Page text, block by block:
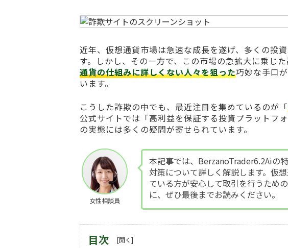
近年、仮想通貨市場は急速な成長を遂げ、多くの投
す。しかし、その一方で、この市場の急拡大に乗じ
通貨の仕組みに詳しくない人々を狙った巧妙な手口
います。
こうした詐欺の中でも、最近注目を集めているのが「
公式サイトでは「高利益を保証する投資プラットフ
の実態には多くの疑問が寄せられています。
女性相談員
本記事では、BerzanoTrader6.2Aiの
対策について詳しく解説します。仮
ている方が安心して取引を行うため
に、ぜひ最後までお読みください。
目次